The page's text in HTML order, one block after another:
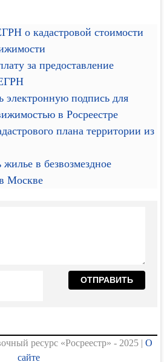
о кадастровой стоимости
за предоставление
электронную подпись для
в Росреестре
плана территории из
в безвозмездное
Москве
ресурс «Росреестр» - 2025 | О
сайте